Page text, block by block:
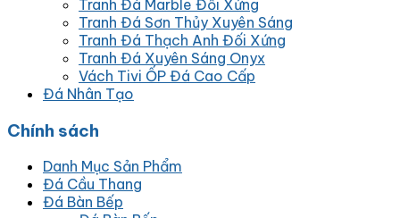
Tranh Đá Marble Đối Xứng
Tranh Đá Sơn Thủy Xuyên Sáng
Tranh Đá Thạch Anh Đối Xứng
Tranh Đá Xuyên Sáng Onyx
Vách Tivi ỐP Đá Cao Cấp
Đá Nhân Tạo
Chính sách
Danh Mục Sản Phẩm
Đá Cầu Thang
Đá Bàn Bếp